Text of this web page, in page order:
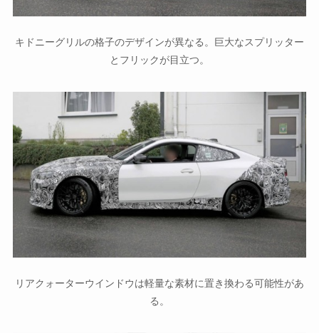
キドニーグリルの格子のデザインが異なる。巨大なスプリッター
とフリックが目立つ。
リアクォーターウインドウは軽量な素材に置き換わる可能性があ
る。